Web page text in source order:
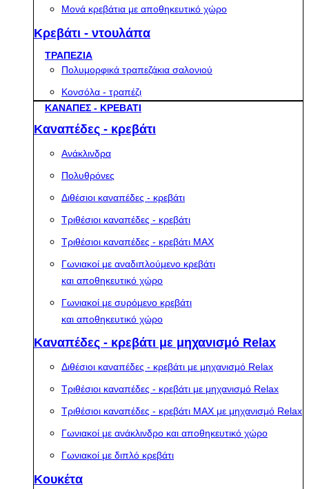
Μονά κρεβάτια με αποθηκευτικό χώρο
Κρεβάτι - ντουλάπα
ΤΡΑΠΕΖΙΑ
Πολυμορφικά τραπεζάκια σαλονιού
Κονσόλα - τραπέζι
ΚΑΝΑΠΕΣ - ΚΡΕΒΑΤΙ
Καναπέδες - κρεβάτι
Ανάκλινδρα
Πολυθρόνες
Διθέσιοι καναπέδες - κρεβάτι
Τριθέσιοι καναπέδες - κρεβάτι
Τριθέσιοι καναπέδες - κρεβάτι MAX
Γωνιακοί με αναδιπλούμενο κρεβάτι
και αποθηκευτικό χώρο
Γωνιακοί με συρόμενο κρεβάτι
και αποθηκευτικό χώρο
Καναπέδες - κρεβάτι με μηχανισμό Relax
Διθέσιοι καναπέδες - κρεβάτι με μηχανισμό Relax
Τριθέσιοι καναπέδες - κρεβάτι με μηχανισμό Relax
Τριθέσιοι καναπέδες - κρεβάτι MAX με μηχανισμό Relax
Γωνιακοί με ανάκλινδρο και αποθηκευτικό χώρο
Γωνιακοί με διπλό κρεβάτι
Κουκέτα